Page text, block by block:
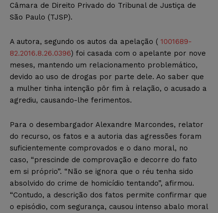
Câmara de Direito Privado do Tribunal de Justiça de
São Paulo (TJSP).
A autora, segundo os autos da apelação ( 1001689-
82.2016.8.26.0396) foi casada com o apelante por nove
meses, mantendo um relacionamento problemático,
devido ao uso de drogas por parte dele. Ao saber que
a mulher tinha intenção pôr fim à relação, o acusado a
agrediu, causando-lhe ferimentos.
Para o desembargador Alexandre Marcondes, relator
do recurso, os fatos e a autoria das agressões foram
suficientemente comprovados e o dano moral, no
caso, “prescinde de comprovação e decorre do fato
em si próprio”. “Não se ignora que o réu tenha sido
absolvido do crime de homicídio tentando”, afirmou.
“Contudo, a descrição dos fatos permite confirmar que
o episódio, com segurança, causou intenso abalo moral